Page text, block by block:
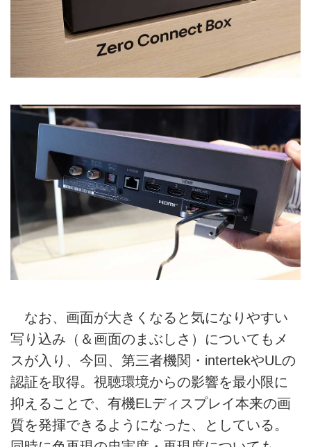
なお、画面が大きくなると気になりやすい
写り込み（＆画面のまぶしさ）についてもメ
スが入り、今回、第三者機関・intertekやULの
認証を取得。視聴環境からの影響を最小限に
抑えることで、有機ELディスプレイ本来の画
質を発揮できるようになった、としている。